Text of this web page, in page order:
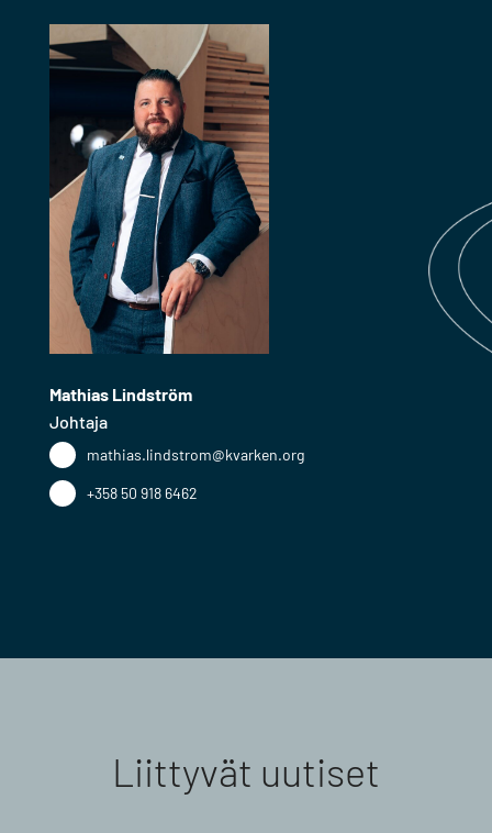
Mathias Lindström
Johtaja
mathias.lindstrom@kvarken.org
+358 50 918 6462
Liittyvät uutiset